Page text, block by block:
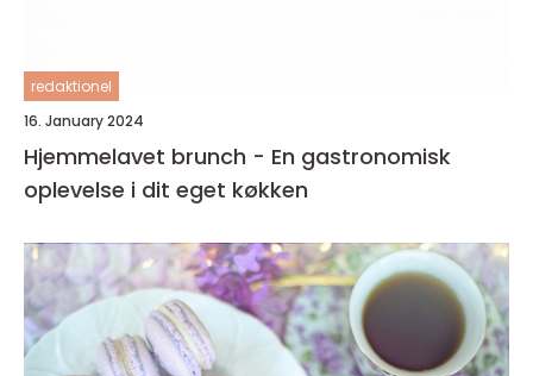
redaktionel
16. January 2024
Hjemmelavet brunch - En gastronomisk
oplevelse i dit eget køkken